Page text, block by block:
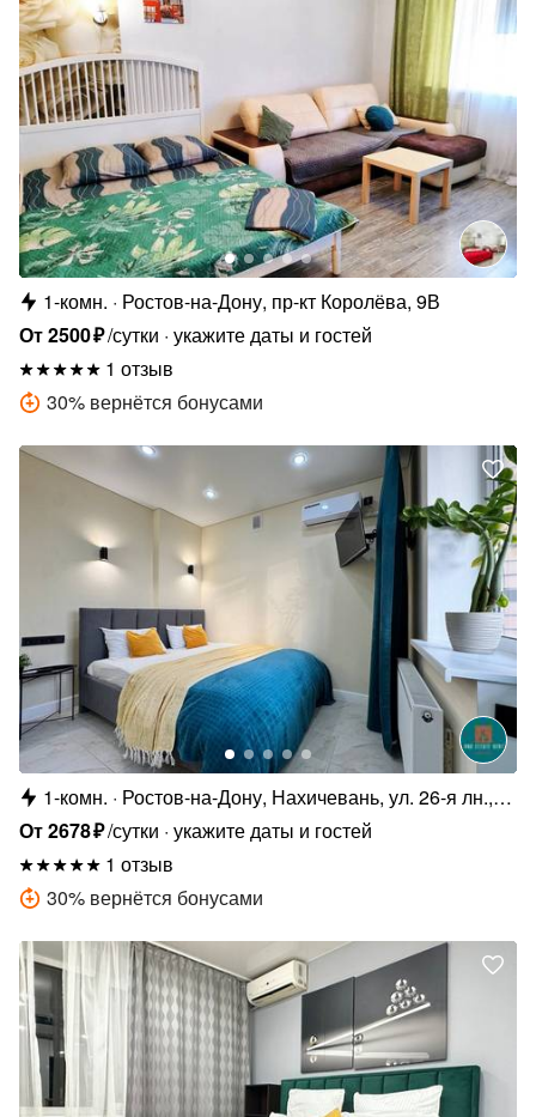
1-комн.
Ростов-на-Дону, пр-кт Королёва, 9В
От2500₽/сутки укажите даты и гостей
1 отзыв
30% вернётся бонусами
1-комн.
Ростов-на-Дону, Нахичевань, ул. 26-я лн.,
35/1
От2678₽/сутки укажите даты и гостей
1 отзыв
30% вернётся бонусами